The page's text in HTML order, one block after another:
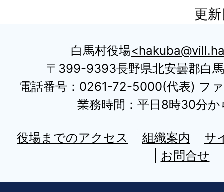
更
白馬村役場
〒399-9393長野県北安曇郡白
電話番号：0261-72-5000(代表) フ
業務時間：平日8時30分か
役場までのアクセス 組織案内
サ
お問合せ